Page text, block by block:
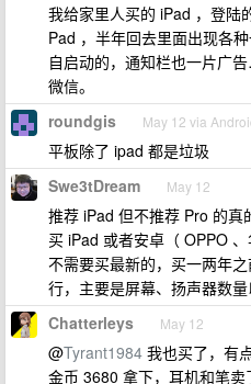
我给家里人买的 iPad ，登陆
Pad ，半年回去里面出现各
自启动的，通知栏也一片广
微信。
roundgis May 12 via
平板除了 ipad 都是垃圾
Swe3tDream May 12
推荐 iPad 但不推荐 Pro 的真
买 iPad 或者安卓（ OPPO
不需要买最新的，买一两年
行，主要是屏幕、扬声器数量
Chatterleys May 12
@Tyrant1984 我也买了，有
金币 3680 拿下，耳机和笔